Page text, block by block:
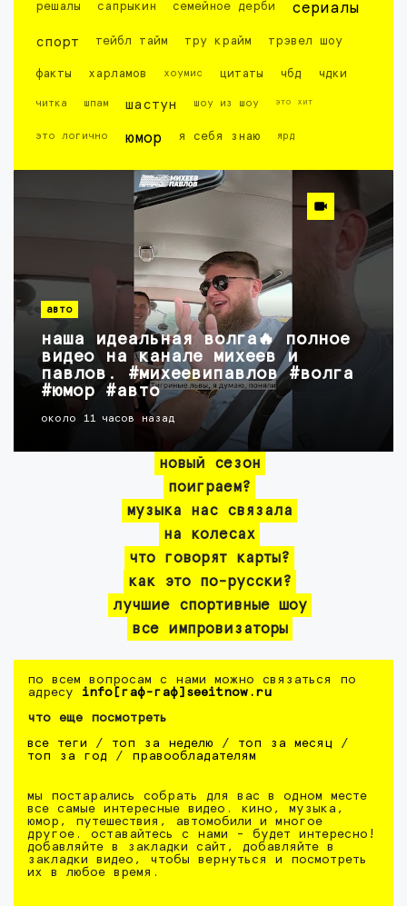
решалы сапрыкин семейное дерби сериалы
спорт тейбл тайм тру крайм трэвел шоу
факты харламов хоумис цитаты чбд чдки
читка шпам шастун шоу из шоу это хит
это логично юмор я себя знаю ярд
авто
наша идеальная волга🔥 полное
видео на канале михеев и
павлов. #михеевипавлов #волга
#юмор #авто
около 11 часов назад
новый сезон
поиграем?
музыка нас связала
на колесах
что говорят карты?
как это по-русски?
лучшие спортивные шоу
все импровизаторы
по всем вопросам с нами можно связаться по
адресу info[гаф-гаф]seeitnow.ru
что еще посмотреть
все теги / топ за неделю / топ за месяц /
топ за год / правообладателям
мы постарались собрать для вас в одном месте
все самые интересные видео. кино, музыка,
юмор, путешествия, автомобили и многое
другое. оставайтесь с нами - будет интересно!
добавляйте в закладки сайт, добавляйте в
закладки видео, чтобы вернуться и посмотреть
их в любое время.